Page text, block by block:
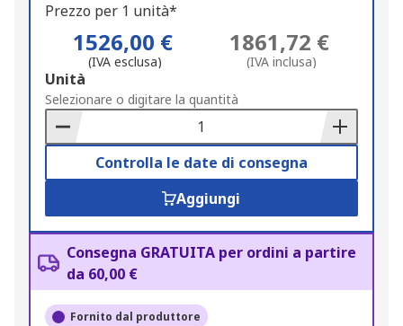
Prezzo per 1 unità*
1526,00 €
(IVA esclusa)
1861,72 €
(IVA inclusa)
Add
to
Basket
Unità
Selezionare o digitare la quantità
Controlla le date di consegna
Aggiungi
Consegna GRATUITA per ordini a partire
da 60,00 €
Fornito dal produttore